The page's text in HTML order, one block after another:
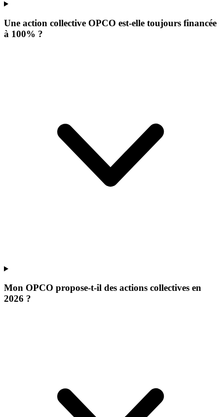
Une action collective OPCO est-elle toujours financée
à 100% ?
Mon OPCO propose-t-il des actions collectives en
2026 ?